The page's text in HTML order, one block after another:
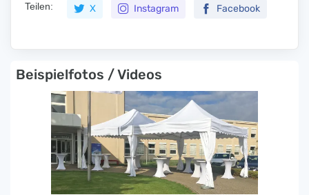
Teilen: X Instagram Facebook
Beispielfotos / Videos